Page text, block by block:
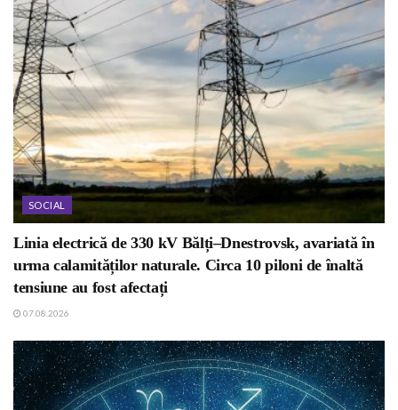
SOCIAL
Linia electrică de 330 kV Bălți–Dnestrovsk, avariată în
urma calamităților naturale. Circa 10 piloni de înaltă
tensiune au fost afectați
07.08.2026